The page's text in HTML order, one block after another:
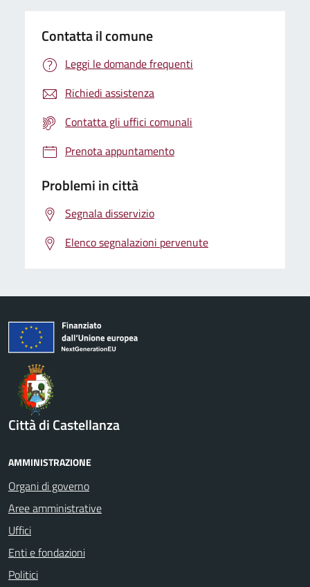
Contatta il comune
Leggi le domande frequenti
Richiedi assistenza
Contatta gli uffici comunali
Prenota appuntamento
Problemi in città
Segnala disservizio
Elenco segnalazioni pervenute
Città di Castellanza
AMMINISTRAZIONE
Organi di governo
Aree amministrative
Uffici
Enti e fondazioni
Politici